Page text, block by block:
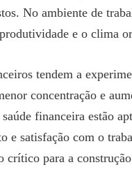
No ambiente de
e o clima
tendem a
concentração e
financeira estão
e satisfação com o
para a